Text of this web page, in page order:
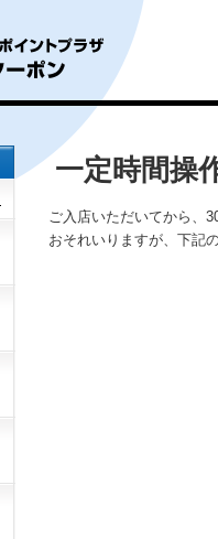
一定時間操
ご入店いただいてから、
おそれいりますが、下記